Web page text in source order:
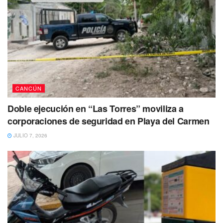
El masculino fuereportado como desaparecido el 25 de
abril de 2023. Hasta el momento se presume como
persona no localizada, de tal forma que se ha activado una
ficha de búsqueda en la Fiscalía General del Estado
CANCÚN
Doble ejecución en “Las Torres” moviliza a
corporaciones de seguridad en Playa del Carmen
JULIO 7, 2026